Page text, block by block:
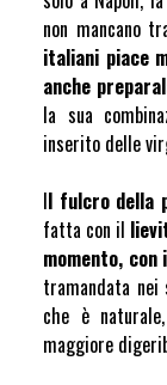
non mancano
italiani piace
anche
la sua
inserito delle
Il fulcro della
fatta con il
momento,
tramandata
che è
maggiore